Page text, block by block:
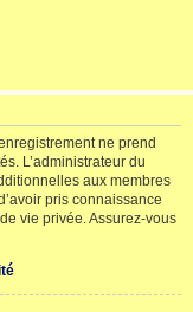
ne prend
L’administrateur du
aux membres
pris connaissance
vie privée. Assurez-vous